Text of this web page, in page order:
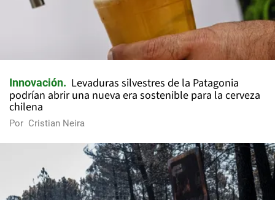
Innovación
Levaduras silvestres de la Patagonia
podrían abrir una nueva era sostenible para la cerveza
chilena
Por Cristian Neira